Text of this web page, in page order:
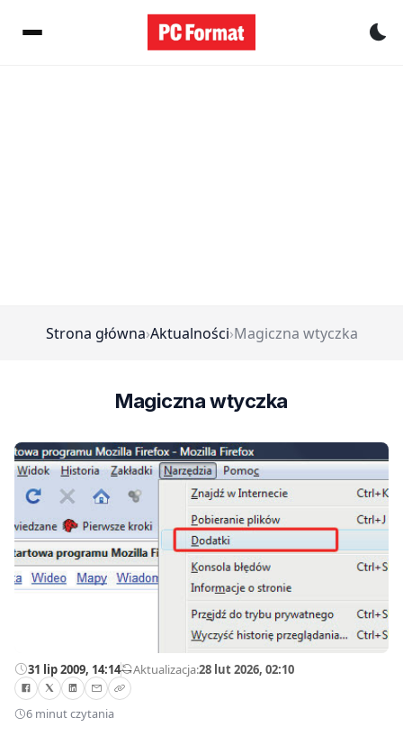
Strona główna›Aktualności›Magiczna wtyczka
Magiczna wtyczka
31 lip 2009, 14:14—Aktualizacja:28 lut 2026, 02:10
6 minut czytania